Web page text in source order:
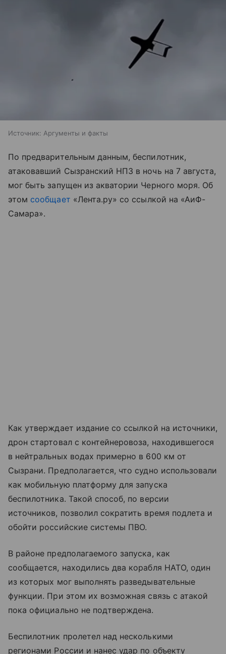
Источник: Аргументы и факты
По предварительным данным, беспилотник,
атаковавший Сызранский НПЗ в ночь на 7 августа,
мог быть запущен из акватории Черного моря. Об
этом сообщает «Лента.ру» со ссылкой на «АиФ-
Самара».
Как утверждает издание со ссылкой на источники,
дрон стартовал с контейнеровоза, находившегося
в нейтральных водах примерно в 600 км от
Сызрани. Предполагается, что судно использовали
как мобильную платформу для запуска
беспилотника. Такой способ, по версии
источников, позволил сократить время подлета и
обойти российские системы ПВО.
В районе предполагаемого запуска, как
сообщается, находились два корабля НАТО, один
из которых мог выполнять разведывательные
функции. При этом их возможная связь с атакой
пока официально не подтверждена.
Беспилотник пролетел над несколькими
регионами России и нанес удар по объекту